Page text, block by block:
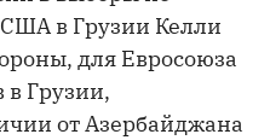
в Грузии Келли
для Евросоюза
в Грузии,
от Азербайджана